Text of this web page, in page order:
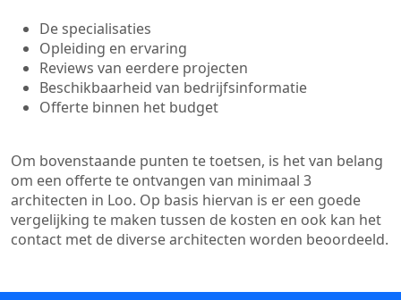
De specialisaties
Opleiding en ervaring
Reviews van eerdere projecten
Beschikbaarheid van bedrijfsinformatie
Offerte binnen het budget
Om bovenstaande punten te toetsen, is het van belang
om een offerte te ontvangen van minimaal 3
architecten in Loo. Op basis hiervan is er een goede
vergelijking te maken tussen de kosten en ook kan het
contact met de diverse architecten worden beoordeeld.